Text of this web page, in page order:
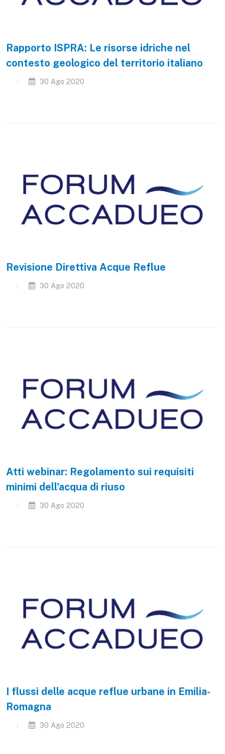
Rapporto ISPRA: Le risorse idriche nel
contesto geologico del territorio italiano
30 Ago 2020
Revisione Direttiva Acque Reflue
30 Ago 2020
Atti webinar: Regolamento sui requisiti
minimi dell'acqua di riuso
30 Ago 2020
I flussi delle acque reflue urbane in Emilia-
Romagna
30 Ago 2020